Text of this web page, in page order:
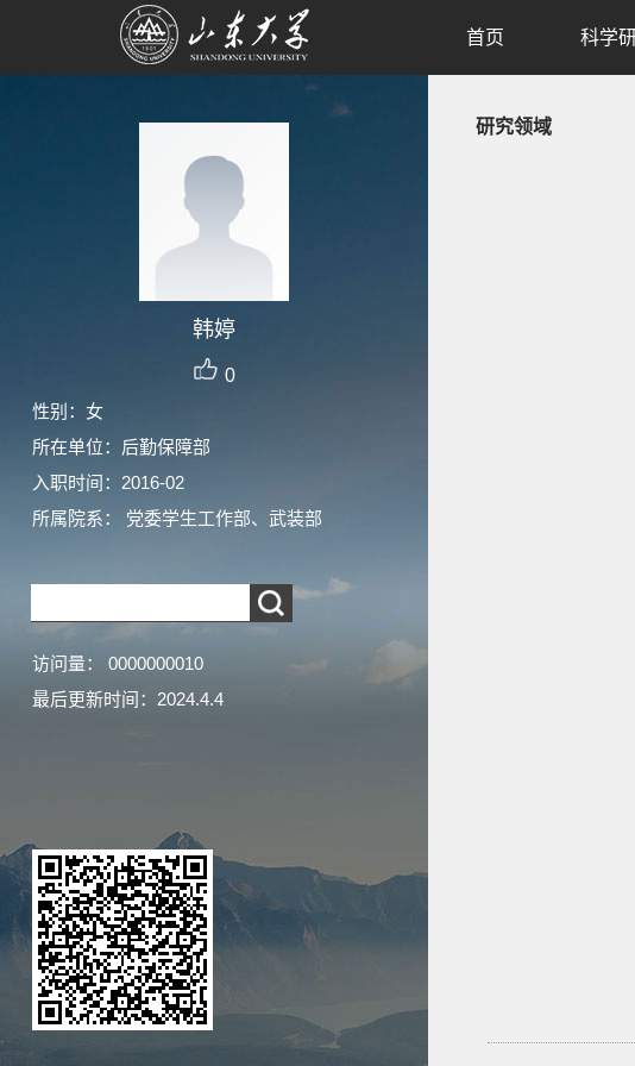
韩婷
0
性别：女
所在单位：后勤保障部
入职时间：2016-02
所属院系： 党委学生工作部、武装部
访问量： 0000000010
最后更新时间： 2024.4.4
首页 科学
研究领域